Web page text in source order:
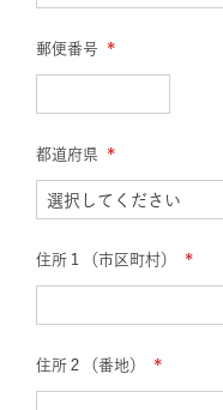
郵便番号
(必
都道府県
(必
須)
住所１（市区町村）
(必
住所２（番地）
(必